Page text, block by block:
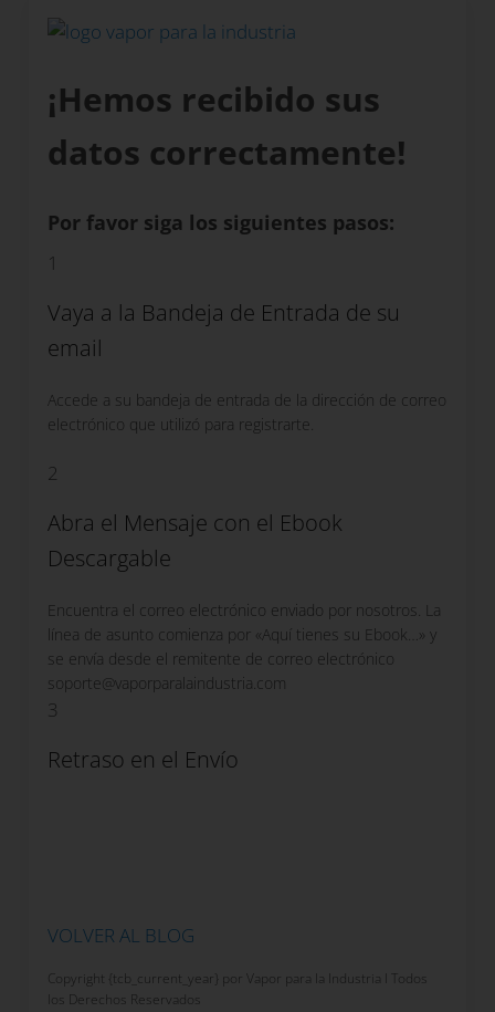
¡Hemos recibido sus
datos correctamente!
Por favor siga los siguientes pasos:
1
Vaya a la Bandeja de Entrada de su
email
Accede a su bandeja de entrada de la dirección de correo
electrónico que utilizó para registrarte.
2
Abra el Mensaje con el Ebook
Descargable
Encuentra el correo electrónico enviado por nosotros. La
línea de asunto comienza por «Aquí tienes su Ebook…» y
se envía desde el remitente de correo electrónico
soporte@vaporparalaindustria.com
3
Retraso en el Envío
VOLVER AL BLOG
Copyright {tcb_current_year} por Vapor para la Industria I Todos
los Derechos Reservados